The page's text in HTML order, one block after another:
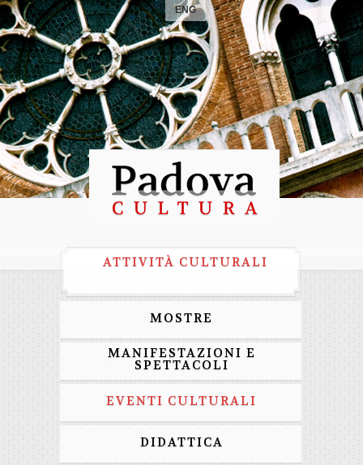
ENG
ATTIVITÀ CULTURALI
MOSTRE
MANIFESTAZIONI E
SPETTACOLI
EVENTI CULTURALI
DIDATTICA